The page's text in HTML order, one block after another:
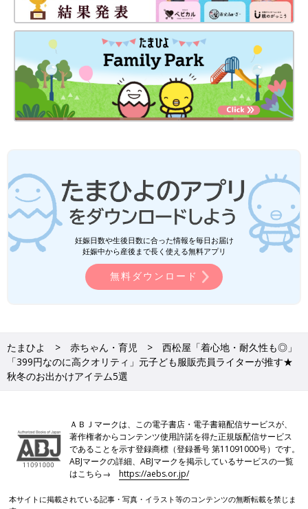
妊娠日数や生後日数に合った情報を毎日お届け
妊娠中から産後まで長く使える無料アプリ
無料ダウンロード
たまひよ 赤ちゃん・育児
西松屋「着心地・耐久性も◎」
「399円なのに高クオリティ」元子ども服販売員ライターが推す★
秋冬のお出かけアイテム5選
ＡＢＪマークは、この電子書店・電子書籍配信サービスが、
著作権者からコンテンツ使用許諾を得た正規版配信サービス
であることを示す登録商標（登録番号 第11091000号）です。
ABJマークの詳細、ABJマークを掲示しているサービスの一覧
はこちら→https://aebs.or.jp/
本サイトに掲載されている記事・写真・イラスト等のコンテンツの無断転載を禁じま